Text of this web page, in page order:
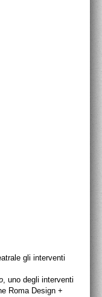
gli interventi
, uno degli interventi
Roma Design +